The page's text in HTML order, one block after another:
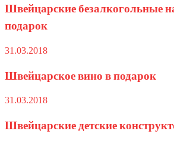
Швейцарские безалкогольные
подарок
31.03.2018
Швейцарское вино в подарок
31.03.2018
Швейцарские детские